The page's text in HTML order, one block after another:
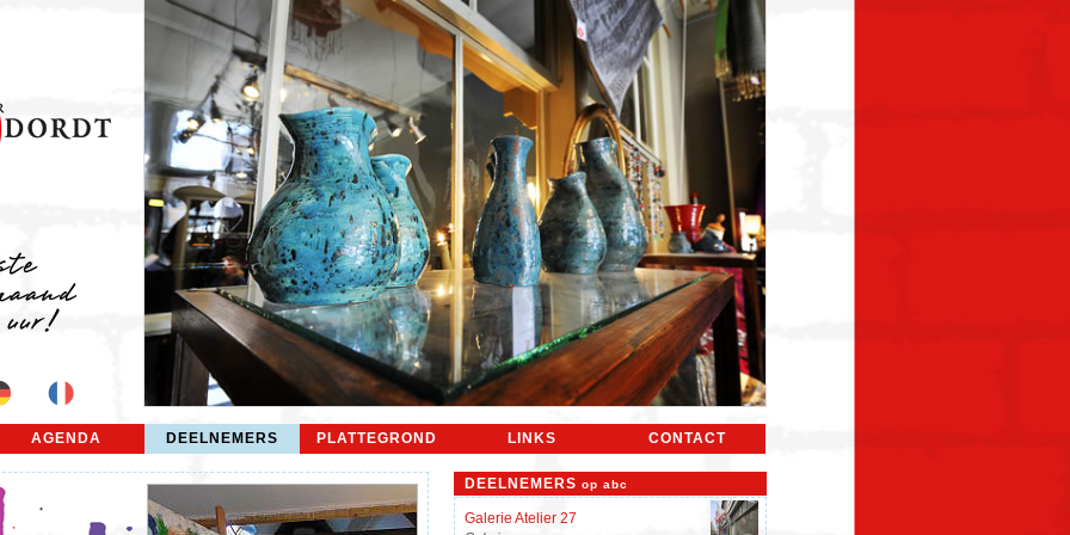
AGENDA DEELNEMERS PLATTEGROND LINKS CONTACT
DEELNEMERS op abc
Galerie Atelier 27